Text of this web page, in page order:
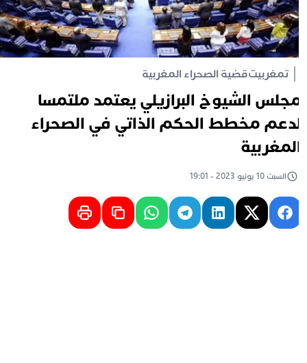
تمغربيتقضية الصحراء المغربية
الشيوخ البرازيلي يعتمد ملتمسا
مخطط الحكم الذاتي في الصحراء
السبت 10 يونيو 2023 - 19:01